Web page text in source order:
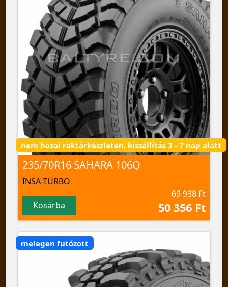
nem hazai raktárkészleten, kiszállítás 3 - 7 nap alatt
235/70R16 SAHARA 106Q
INSA-TURBO
Kosárba
69 938 Ft
50 356 Ft
melegen futózott